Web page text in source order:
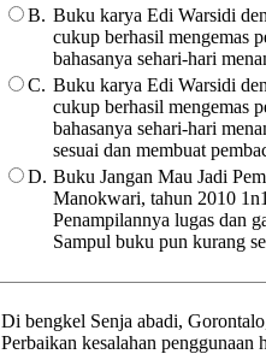
B. Buku karya Edi Warsidi
cukup berhasil mengemas
bahasanya sehari-hari
C. Buku karya Edi Warsidi
cukup berhasil mengemas
bahasanya sehari-hari
sesuai dan membuat
D. Buku Jangan Mau Jadi
Manokwari, tahun 2010
Penampilannya lugas dan
Sampul buku pun kurang
Di bengkel Senja abadi,
Perbaikan kesalahan